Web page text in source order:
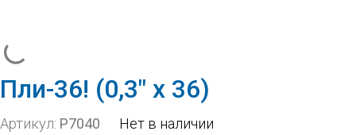
Пли-36! (0,3″ х 36)
Артикул: Р7040 Нет в наличии